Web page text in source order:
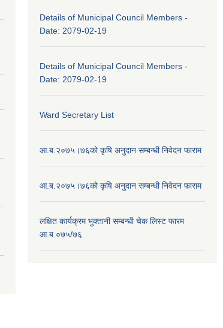
Details of Municipal Council Members -
Date: 2079-02-19
Details of Municipal Council Members -
Date: 2079-02-19
Ward Secretary List
आ.ब.२०७५।७६को कृषि अनुदान सम्बन्धी निवेदन फाराम
आ.ब.२०७५।७६को कृषि अनुदान सम्बन्धी निवेदन फाराम
लक्षित कार्यक्रम भुक्तानी सम्बन्धी चेक लिस्ट फारम
आ.ब.०७५/७६